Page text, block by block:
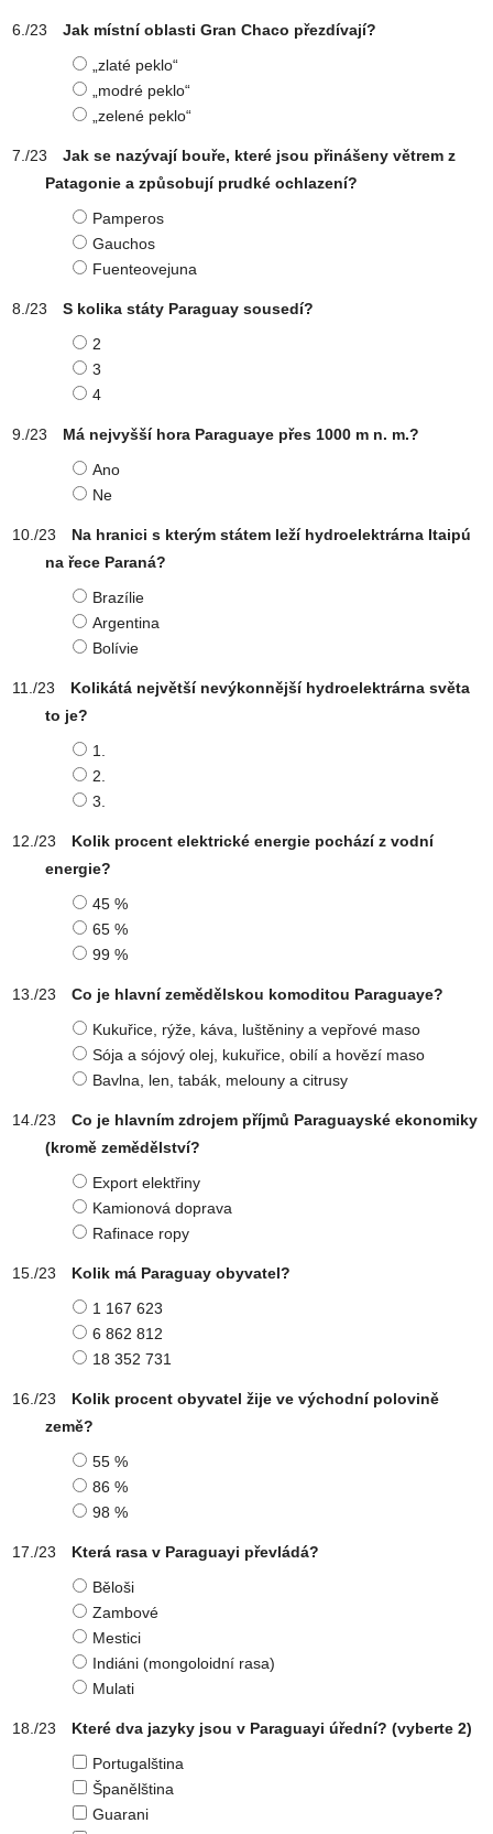
Jak místní oblasti Gran Chaco přezdívají?
„zlaté peklo“
„modré peklo“
„zelené peklo“
Jak se nazývají bouře, které jsou přinášeny větrem z
Patagonie a způsobují prudké ochlazení?
Pamperos
Gauchos
Fuenteovejuna
S kolika státy Paraguay sousedí?
2
3
4
Má nejvyšší hora Paraguaye přes 1000 m n. m.?
Ano
Ne
Na hranici s kterým státem leží hydroelektrárna Itaipú
na řece Paraná?
Brazílie
Argentina
Bolívie
Kolikátá největší nevýkonnější hydroelektrárna světa
to je?
1.
2.
3.
Kolik procent elektrické energie pochází z vodní
energie?
45 %
65 %
99 %
Co je hlavní zemědělskou komoditou Paraguaye?
Kukuřice, rýže, káva, luštěniny a vepřové maso
Sója a sójový olej, kukuřice, obilí a hovězí maso
Bavlna, len, tabák, melouny a citrusy
Co je hlavním zdrojem příjmů Paraguayské ekonomiky
(kromě zemědělství?
Export elektřiny
Kamionová doprava
Rafinace ropy
Kolik má Paraguay obyvatel?
1 167 623
6 862 812
18 352 731
Kolik procent obyvatel žije ve východní polovině
země?
55 %
86 %
98 %
Která rasa v Paraguayi převládá?
Běloši
Zambové
Mestici
Indiáni (mongoloidní rasa)
Mulati
Které dva jazyky jsou v Paraguayi úřední? (vyberte 2)
Portugalština
Španělština
Guarani